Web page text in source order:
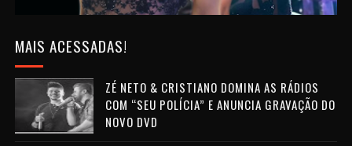
MAIS ACESSADAS!
ZÉ NETO & CRISTIANO DOMINA AS RÁDIOS
COM “SEU POLÍCIA” E ANUNCIA GRAVAÇÃO DO
NOVO DVD